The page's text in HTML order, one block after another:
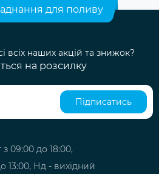
для поливу
всіх наших акцій та знижок?
на розсилку
Підписатись
09:00 до 18:00,
13:00, Нд - вихідний